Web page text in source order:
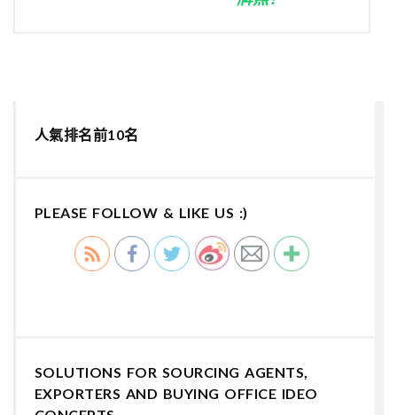
人氣排名前10名
PLEASE FOLLOW & LIKE US :)
SOLUTIONS FOR SOURCING AGENTS,
EXPORTERS AND BUYING OFFICE IDEO